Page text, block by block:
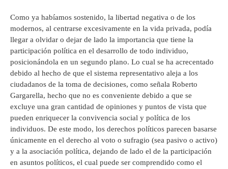
Como ya habíamos sostenido, la libertad negativa o de los
modernos, al centrarse excesivamente en la vida privada, podía
llegar a olvidar o dejar de lado la importancia que tiene la
participación política en el desarrollo de todo individuo,
posicionándola en un segundo plano. Lo cual se ha acrecentado
debido al hecho de que el sistema representativo aleja a los
ciudadanos de la toma de decisiones, como señala Roberto
Gargarella, hecho que no es conveniente debido a que se
excluye una gran cantidad de opiniones y puntos de vista que
pueden enriquecer la convivencia social y política de los
individuos. De este modo, los derechos políticos parecen basarse
únicamente en el derecho al voto o sufragio (sea pasivo o activo)
y a la asociación política, dejando de lado el de la participación
en asuntos políticos, el cual puede ser comprendido como el